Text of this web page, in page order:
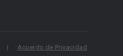
Acuerdo de Privacidad